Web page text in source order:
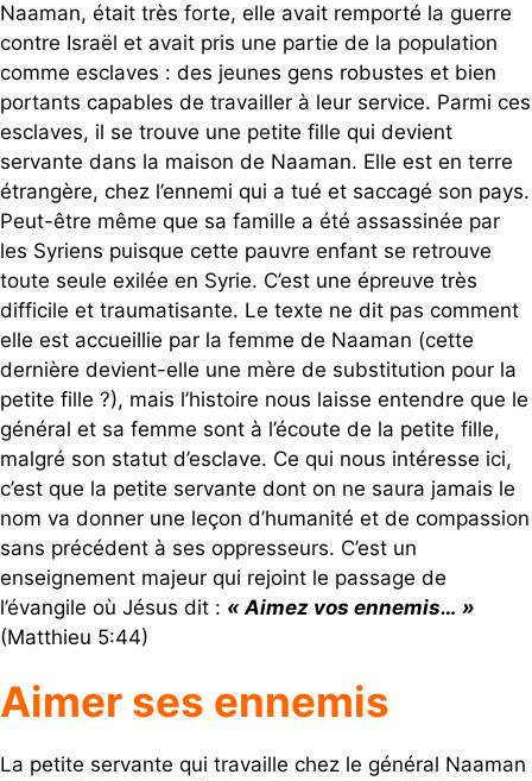
Naaman, était très forte, elle avait remporté la guerre
contre Israël et avait pris une partie de la population
comme esclaves : des jeunes gens robustes et bien
portants capables de travailler à leur service. Parmi ces
esclaves, il se trouve une petite fille qui devient
servante dans la maison de Naaman. Elle est en terre
étrangère, chez l’ennemi qui a tué et saccagé son pays.
Peut-être même que sa famille a été assassinée par
les Syriens puisque cette pauvre enfant se retrouve
toute seule exilée en Syrie. C’est une épreuve très
difficile et traumatisante. Le texte ne dit pas comment
elle est accueillie par la femme de Naaman (cette
dernière devient-elle une mère de substitution pour la
petite fille ?), mais l’histoire nous laisse entendre que le
général et sa femme sont à l’écoute de la petite fille,
malgré son statut d’esclave. Ce qui nous intéresse ici,
c’est que la petite servante dont on ne saura jamais le
nom va donner une leçon d’humanité et de compassion
sans précédent à ses oppresseurs. C’est un
enseignement majeur qui rejoint le passage de
l’évangile où Jésus dit : « Aimez vos ennemis… »
(Matthieu 5:44)
Aimer ses ennemis
La petite servante qui travaille chez le général Naaman